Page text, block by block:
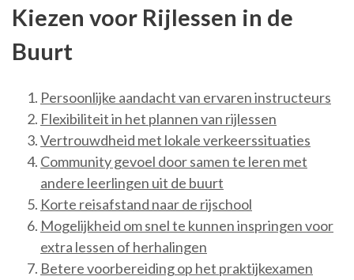
Kiezen voor Rijlessen in de
Buurt
Persoonlijke aandacht van ervaren instructeurs
Flexibiliteit in het plannen van rijlessen
Vertrouwdheid met lokale verkeerssituaties
Community gevoel door samen te leren met
andere leerlingen uit de buurt
Korte reisafstand naar de rijschool
Mogelijkheid om snel te kunnen inspringen voor
extra lessen of herhalingen
Betere voorbereiding op het praktijkexamen